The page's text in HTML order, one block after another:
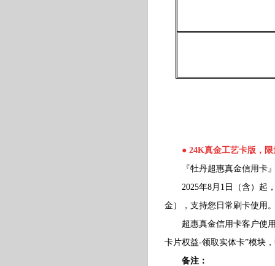
● 24K真金工艺卡版，
『牡丹超惠真金信用卡』
2025年8月1日（含）起，
金），支持您日常刷卡使用
超惠真金信用卡客户使用
卡片权益-领取实体卡”模块
备注：